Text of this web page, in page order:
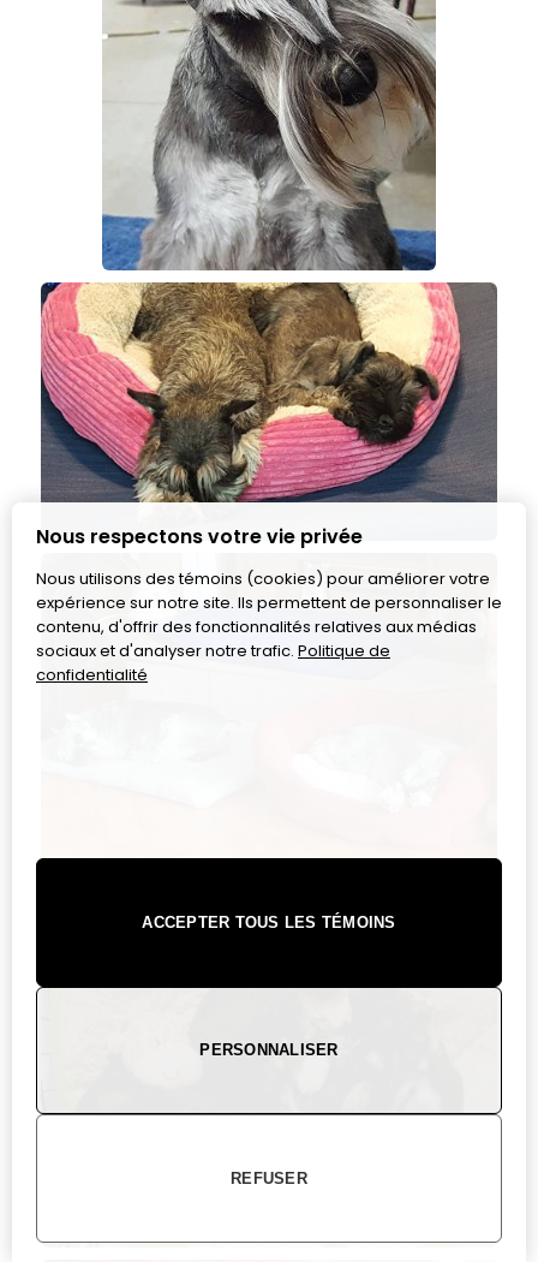
Nous respectons votre vie privée
Nous utilisons des témoins (cookies) pour améliorer votre
expérience sur notre site. Ils permettent de personnaliser le
contenu, d'offrir des fonctionnalités relatives aux médias
sociaux et d'analyser notre trafic. Politique de
confidentialité
ACCEPTER TOUS LES TÉMOINS
PERSONNALISER
REFUSER